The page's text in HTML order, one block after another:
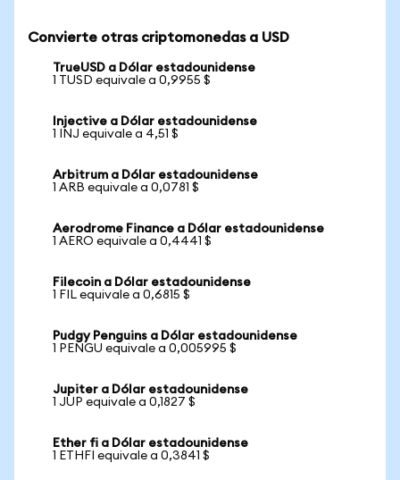
Convierte otras criptomonedas a USD
TrueUSD a Dólar estadounidense
1 TUSD equivale a 0,9955 $
Injective a Dólar estadounidense
1 INJ equivale a 4,51 $
Arbitrum a Dólar estadounidense
1 ARB equivale a 0,0781 $
Aerodrome Finance a Dólar estadounidense
1 AERO equivale a 0,4441 $
Filecoin a Dólar estadounidense
1 FIL equivale a 0,6815 $
Pudgy Penguins a Dólar estadounidense
1 PENGU equivale a 0,005995 $
Jupiter a Dólar estadounidense
1 JUP equivale a 0,1827 $
Ether fi a Dólar estadounidense
1 ETHFI equivale a 0,3841 $